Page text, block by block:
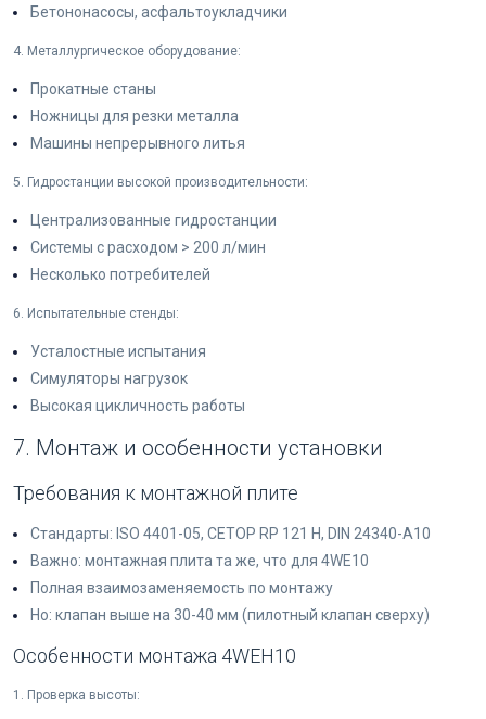
Бетононасосы, асфальтоукладчики
4. Металлургическое оборудование:
Прокатные станы
Ножницы для резки металла
Машины непрерывного литья
5. Гидростанции высокой производительности:
Централизованные гидростанции
Системы с расходом > 200 л/мин
Несколько потребителей
6. Испытательные стенды:
Усталостные испытания
Симуляторы нагрузок
Высокая цикличность работы
7. Монтаж и особенности установки
Требования к монтажной плите
Стандарты: ISO 4401-05, CETOP RP 121 H, DIN 24340-A10
Важно: монтажная плита та же, что для 4WE10
Полная взаимозаменяемость по монтажу
Но: клапан выше на 30-40 мм (пилотный клапан сверху)
Особенности монтажа 4WEH10
1. Проверка высоты: